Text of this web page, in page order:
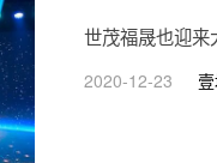
世茂福晟也迎来
2020-12-23